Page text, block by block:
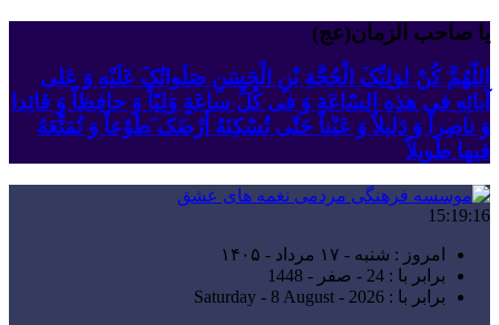
یا صاحب الزمان(عج)
اللّهُمَّ کُنْ لِوَلِیِّکَ الْحُجَّةِ بْنِ الْحَسَنِ صَلَواتُکَ عَلَیْهِ وَ عَلى
آبائِهِ فی هذِهِ السّاعَةِ وَ فی کُلِّ ساعَةٍ وَلِیّاً وَ حافِظاً وَ قائِدا
‏وَ ناصِراً وَ دَلیلاً وَ عَیْناً حَتّى تُسْکِنَهُ أَرْضَک َطَوْعاً وَ تُمَتِّعَهُ
فیها طَویلاً
15:19:18
امروز : شنبه - ۱۷ مرداد - ۱۴۰۵
برابر با : 24 - صفر - 1448
برابر با : Saturday - 8 August - 2026